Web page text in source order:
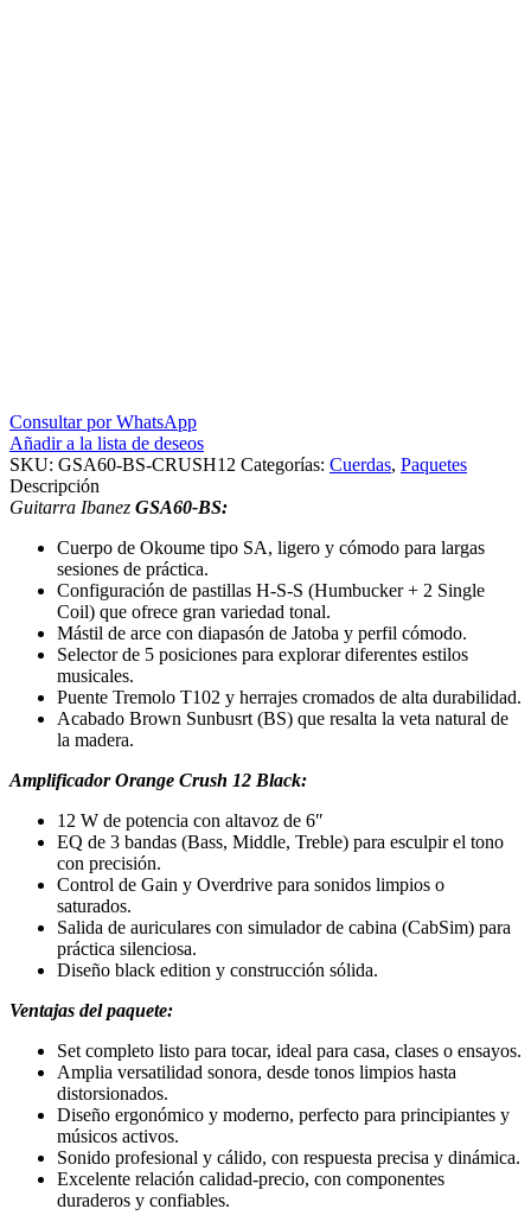
Consultar por WhatsApp
Añadir a la lista de deseos
SKU: GSA60-BS-CRUSH12 Categorías: Cuerdas, Paquetes
Descripción
Guitarra Ibanez GSA60-BS:
Cuerpo de Okoume tipo SA, ligero y cómodo para largas
sesiones de práctica.
Configuración de pastillas H-S-S (Humbucker + 2 Single
Coil) que ofrece gran variedad tonal.
Mástil de arce con diapasón de Jatoba y perfil cómodo.
Selector de 5 posiciones para explorar diferentes estilos
musicales.
Puente Tremolo T102 y herrajes cromados de alta durabilidad.
Acabado Brown Sunbusrt (BS) que resalta la veta natural de
la madera.
Amplificador Orange Crush 12 Black:
12 W de potencia con altavoz de 6″
EQ de 3 bandas (Bass, Middle, Treble) para esculpir el tono
con precisión.
Control de Gain y Overdrive para sonidos limpios o
saturados.
Salida de auriculares con simulador de cabina (CabSim) para
práctica silenciosa.
Diseño black edition y construcción sólida.
Ventajas del paquete:
Set completo listo para tocar, ideal para casa, clases o ensayos.
Amplia versatilidad sonora, desde tonos limpios hasta
distorsionados.
Diseño ergonómico y moderno, perfecto para principiantes y
músicos activos.
Sonido profesional y cálido, con respuesta precisa y dinámica.
Excelente relación calidad-precio, con componentes
duraderos y confiables.